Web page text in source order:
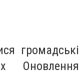
громадські
Оновлення